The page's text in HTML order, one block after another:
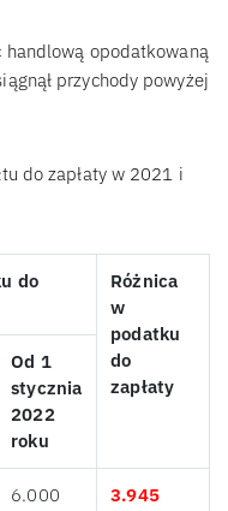
handlową opodatkowaną
przychody powyżej
do zapłaty w 2021 i
do
Różnica
w
podatku
do
zapłaty
Od 1
stycznia
2022
roku
6.000 3.945